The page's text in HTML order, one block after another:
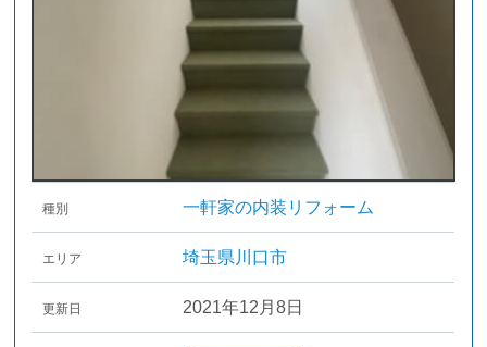
種別 一軒家の内装リフォーム
エリア 埼玉県川口市
更新日 2021年12月8日